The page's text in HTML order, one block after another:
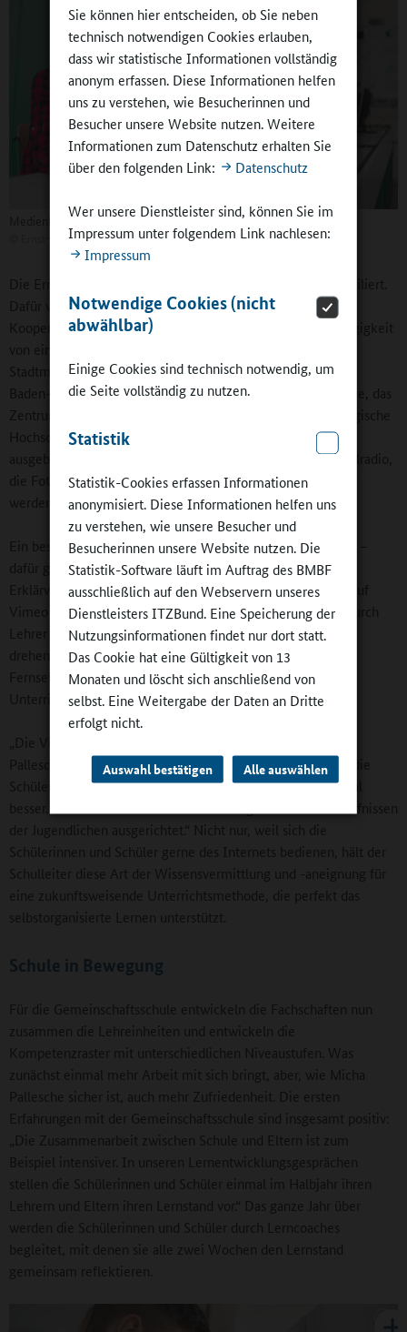
Sie können hier entscheiden, ob Sie neben
technisch notwendigen Cookies erlauben,
dass wir statistische Informationen vollständig
anonym erfassen. Diese Informationen helfen
uns zu verstehen, wie Besucherinnen und
Besucher unsere Website nutzen. Weitere
Informationen zum Datenschutz erhalten Sie
über den folgenden Link:
Datenschutz
Wer unsere Dienstleister sind, können Sie im
Impressum unter folgendem Link nachlesen:
Impressum
Notwendige Cookies (nicht
abwählbar)
Einige Cookies sind technisch notwendig, um
die Seite vollständig zu nutzen.
Statistik
Statistik-Cookies erfassen Informationen
anonymisiert. Diese Informationen helfen uns
zu verstehen, wie unsere Besucher und
Besucherinnen unsere Website nutzen. Die
Statistik-Software läuft im Auftrag des BMBF
ausschließlich auf den Webservern unseres
Dienstleisters ITZBund. Eine Speicherung der
Nutzungsinformationen findet nur dort statt.
Das Cookie hat eine Gültigkeit von 13
Monaten und löscht sich anschließend von
selbst. Eine Weitergabe der Daten an Dritte
erfolgt nicht.
Auswahl bestätigen Alle auswählen
Medienbildung ist ein Schwerpunkt im Schulkonzept
Ernst-Reuter-Schule
Die Ernst-Reuter-Schule hat sich in der Medienbildung profiliert.
Dafür werden örtliche Unterstützungssysteme und
Kooperationspartner eingebunden, um die zu große Abhängigkeit
von einzelnen Lehrkräften zu mindern. Partner sind das
Stadtmedienzentrum Karlsruhe, das Landesmedienzentrum
Baden-Württemberg, das Karlsruher Institut der Technologie, das
Zentrum für Kunst und Medientechnologie und die Pädagogische
Hochschule. Neu sind die vom Landesmedienzentrum
ausgebildeten Schülermedienmentoren. Sie leiten das Schulradio,
die Foto-AG und Ernschtle TV, können aber auch „gebucht“
werden, wenn in irgendeinem Bereich Probleme auftreten.
Ein besonderes und besonders erfolgreiches Medienprojekt –
dafür gab es den erwähnten E-Learning-Preis – sind die
Erklärvideos. Für sie hat die Schülerfirma „Noch Fragen?!“ auf
Vimeo sogar einen eigenen Kanal geschaltet. Unterstützt durch
Lehrer und Schulleitungsmitglied Dominik König-Kurowski
drehen Schülerinnen und Schüler in einem zum kleinen
Fernsehstudio arrangierten Raum Videos zu wichtigen
Unterrichtsthemen.
„Die Videos haben gleich mehrere Vorteile“, erklärt Micha
Pallesche. „Durch das Selbsterklären für Andere verstehen die
Schülerinnen und Schüler die Lerninhalte selbst noch einmal
besser. Außerdem werden sie an den Fragen und den Bedürfnissen
der Jugendlichen ausgerichtet.“ Nicht nur, weil sich die
Schülerinnen und Schüler gerne des Internets bedienen, hält der
Schulleiter diese Art der Wissensvermittlung und -aneignung für
eine zukunftsweisende Unterrichtsmethode, die perfekt das
selbstorganisierte Lernen unterstützt.
Schule in Bewegung
Für die Gemeinschaftsschule entwickeln die Fachschaften nun
zusammen die Lehreinheiten und entwickeln die
Kompetenzraster mit unterschiedlichen Niveaustufen. Was
zunächst einmal mehr Arbeit mit sich bringt, aber, wie Micha
Pallesche sicher ist, auch mehr Zufriedenheit. Die ersten
Erfahrungen mit der Gemeinschaftsschule sind insgesamt positiv:
„Die Zusammenarbeit zwischen Schule und Eltern ist zum
Beispiel intensiver. In unseren Lernentwicklungsgesprächen
stellen die Schülerinnen und Schüler einmal im Halbjahr ihren
Lehrern und Eltern ihren Lernstand vor.“ Das ganze Jahr über
werden die Schülerinnen und Schüler durch Lerncoaches
begleitet, mit denen sie alle zwei Wochen den Lernstand
gemeinsam reflektieren.